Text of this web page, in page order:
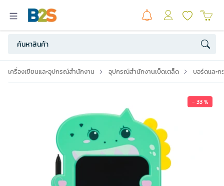
เครื่องเขียนและอุปกรณ์สำนักงาน อุปกรณ์สำนักงานเบ็ดเตล็ด บอร์ดและก
- 33 %